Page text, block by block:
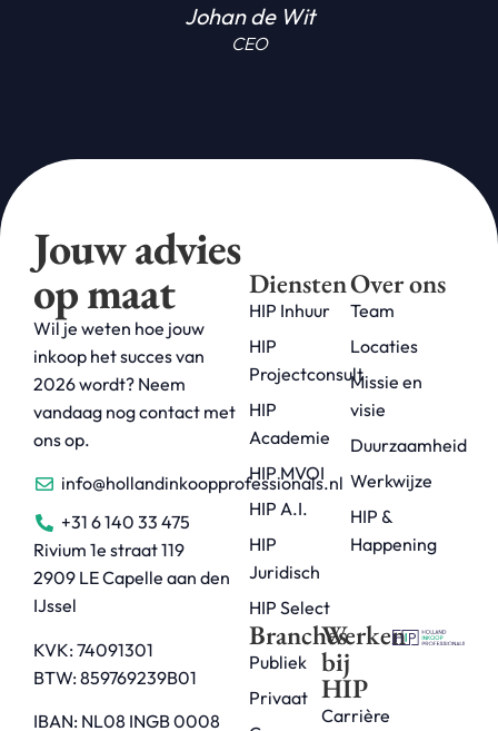
Johan de Wit
CEO
Jouw advies
op maat
Wil je weten hoe jouw
inkoop het succes van
2026 wordt? Neem
vandaag nog contact met
ons op.
info@hollandinkoopprofessionals.nl
+31 6 140 33 475
Rivium 1e straat 119
2909 LE Capelle aan den
IJssel
KVK: 74091301
BTW: 859769239B01
IBAN: NL08 INGB 0008
Diensten
HIP Inhuur
HIP
Projectconsult
HIP
Academie
HIP MVOI
HIP A.I.
HIP
Juridisch
HIP Select
Over ons
Team
Locaties
Missie en
visie
Duurzaamheid
Werkwijze
HIP &
Happening
Branches
Publiek
Privaat
Werken
bij
HIP
Carrière